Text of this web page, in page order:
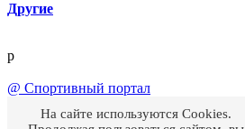
Другие
p
@ Спортивный портал
На сайте используются Cookies.